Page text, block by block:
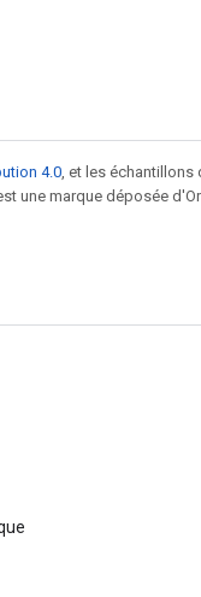
4.0 , et les
est une marque déposée